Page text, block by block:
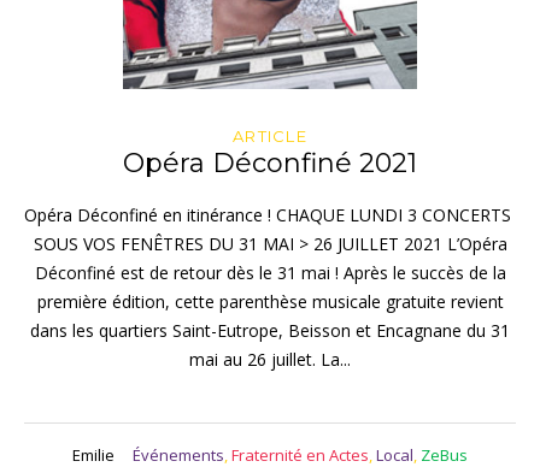
ARTICLE
Opéra Déconfiné 2021
Opéra Déconfiné en itinérance ! CHAQUE LUNDI 3 CONCERTS
SOUS VOS FENÊTRES DU 31 MAI > 26 JUILLET 2021 L’Opéra
Déconfiné est de retour dès le 31 mai ! Après le succès de la
première édition, cette parenthèse musicale gratuite revient
dans les quartiers Saint-Eutrope, Beisson et Encagnane du 31
mai au 26 juillet. La...
Emilie Événements,Fraternité en Actes,Local, ZeBus